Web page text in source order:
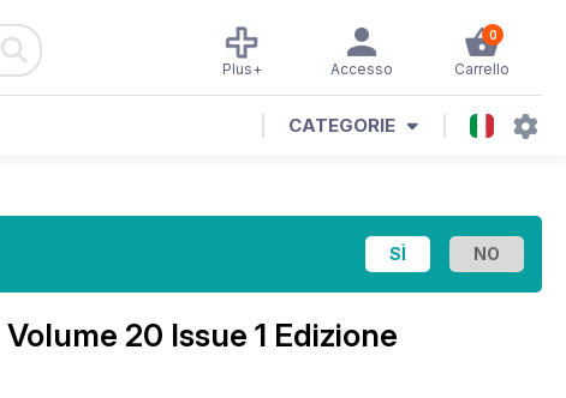
0
Carrello
Accesso
Plus+
CATEGORIE
Volume 20 Issue 1 Edizione